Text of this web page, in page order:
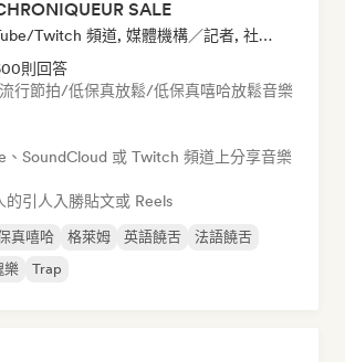
SALE
YouTube/Twitch 頻道, 媒體機構／記者, 社群媒體音樂博主
則回答
行節拍/低保真放鬆/低保真嘻哈放鬆音樂
、SoundCloud 或 Twitch 頻道上分享音樂
的引人入勝貼文或 Reels
真嘻哈 格萊姆 英語饒舌
法語饒舌
樂 Trap